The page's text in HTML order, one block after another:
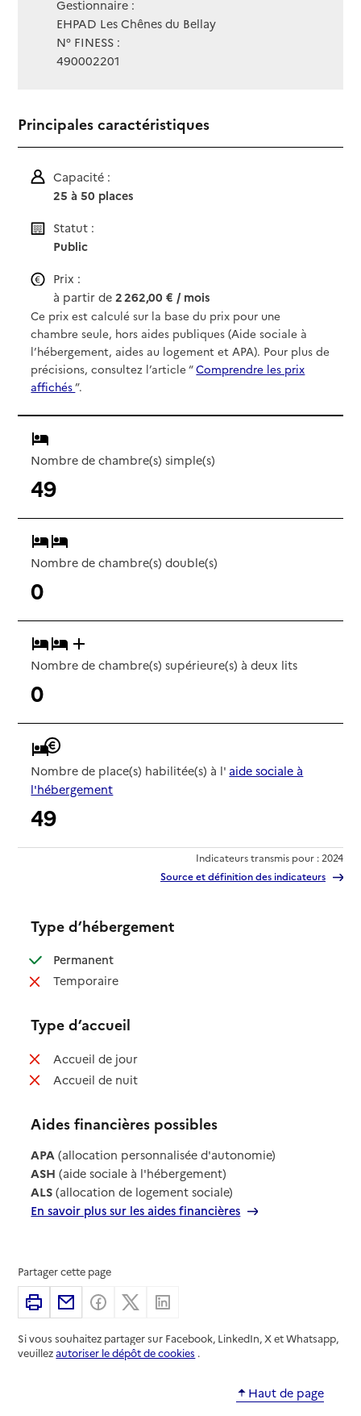
Gestionnaire :
EHPAD Les Chênes du Bellay
N° FINESS :
490002201
Principales caractéristiques
Capacité :
25 à 50 places
Statut :
Public
Prix :
à partir de2 262,00 € / mois
Ce prix est calculé sur la base du prix pour une
chambre seule, hors aides publiques (Aide sociale à
l’hébergement, aides au logement et APA). Pour plus de
précisions, consultez l’article “Comprendre les prix
affichés”.
Nombre de chambre(s) simple(s)
49
Nombre de chambre(s) double(s)
0
Nombre de chambre(s) supérieure(s) à deux lits
0
Nombre de place(s) habilitée(s) à l' aide sociale à
l'hébergement
49
Indicateurs transmis pour : 2024
Source et définition des indicateurs
Type d’hébergement
Permanent: disponible
Temporaire: non disponible
Type d’accueil
Accueil de jour: non disponible
Accueil de nuit: non disponible
Aides financières possibles
APA (allocation personnalisée d'autonomie)
ASH (aide sociale à l'hébergement)
ALS (allocation de logement sociale)
En savoir plus sur les aides financières
Partager cette page
ImprimerPartager par email
Partager sur Facebook
Partager sur X
Si vous souhaitez partager sur Facebook, LinkedIn, X et Whatsapp,
veuillezautoriser le dépôt de cookies .
Haut de page